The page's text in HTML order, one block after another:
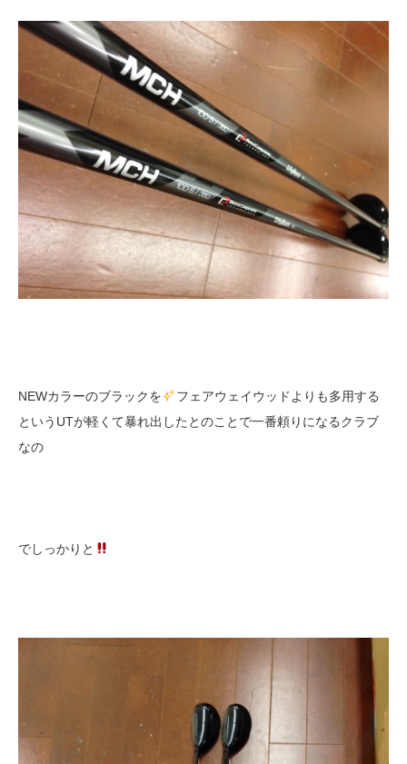
NEWカラーのブラックを
フェアウェイウッドよりも多用する
というUTが軽くて暴れ出したとのことで一番頼りになるクラブ
なの
でしっかりと